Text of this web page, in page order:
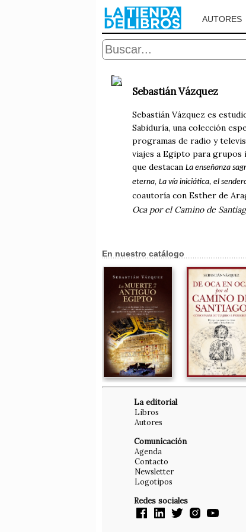
AUTORES
Sebastián Vázquez
Sebastián Vázquez es
Sabiduría, una colección
programas de radio y
viajes a Egipto para grupos
que destacan La enseñanza
eterna, La vía iniciática, el
coautoría con Esther de
Oca por el Camino de
En nuestro catálogo
La editorial
Libros
Autores
Comunicación
Agenda
Contacto
Newsletter
Logotipos
Redes sociales